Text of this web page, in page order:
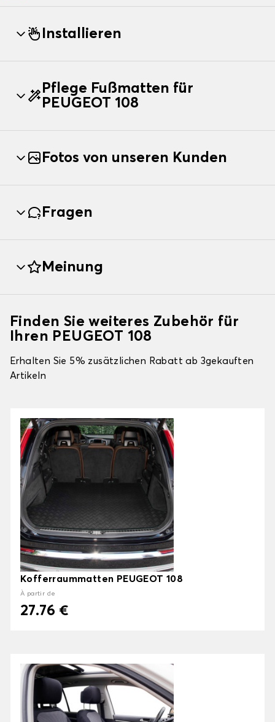
Installieren
Pflege Fußmatten für
PEUGEOT 108
Fotos von unseren Kunden
Fragen
Meinung
Finden Sie weiteres Zubehör für
Ihren PEUGEOT 108
Erhalten Sie 5% zusätzlichen Rabatt ab 3gekauften
Artikeln
Kofferraummatten PEUGEOT 108
À partir de
27.76 €